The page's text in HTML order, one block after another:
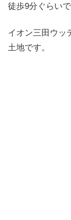
徒歩9分ぐらいで
イオン三田ウッ
土地です。